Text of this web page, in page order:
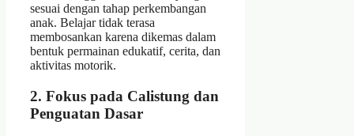
sesuai dengan tahap perkembangan
anak. Belajar tidak terasa
membosankan karena dikemas dalam
bentuk permainan edukatif, cerita, dan
aktivitas motorik.
2. Fokus pada Calistung dan
Penguatan Dasar